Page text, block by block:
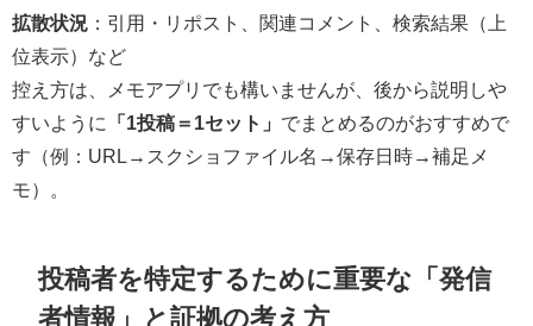
拡散状況 ：引用・リポスト、関連コメント、検索結果（上
位表示）など
控え方は、メモアプリでも構いませんが、後から説明しや
すいように
「1投稿＝1セット」 でまとめるのがおすすめで
す（例：URL→スクショファイル名→保存日時→補足メ
モ）。
投稿者を特定するために重要な「発信
者情報」と証拠の考え方